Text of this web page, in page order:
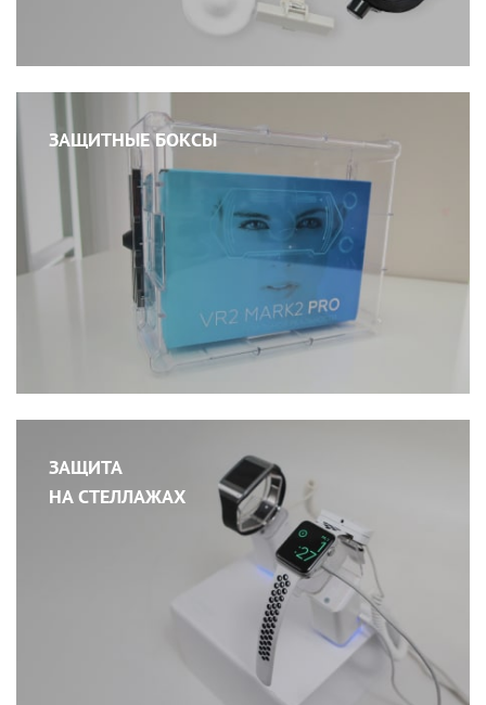
ЗАЩИТНЫЕ БОКСЫ
ЗАЩИТА
НА СТЕЛЛАЖАХ